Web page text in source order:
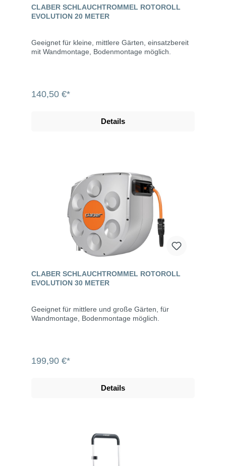
CLABER SCHLAUCHTROMMEL ROTOROLL
EVOLUTION 20 METER
Geeignet für kleine, mittlere Gärten, einsatzbereit
mit Wandmontage, Bodenmontage möglich.
140,50 €*
Details
CLABER SCHLAUCHTROMMEL ROTOROLL
EVOLUTION 30 METER
Geeignet für mittlere und große Gärten, für
Wandmontage, Bodenmontage möglich.
199,90 €*
Details